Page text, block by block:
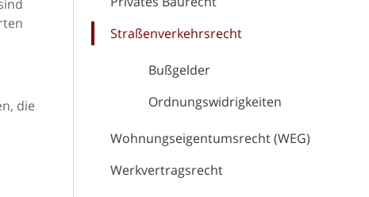
Straßenverkehrsrecht
Bußgelder
Ordnungswidrigkeiten
Wohnungseigentumsrecht (WEG)
Werkvertragsrecht
die